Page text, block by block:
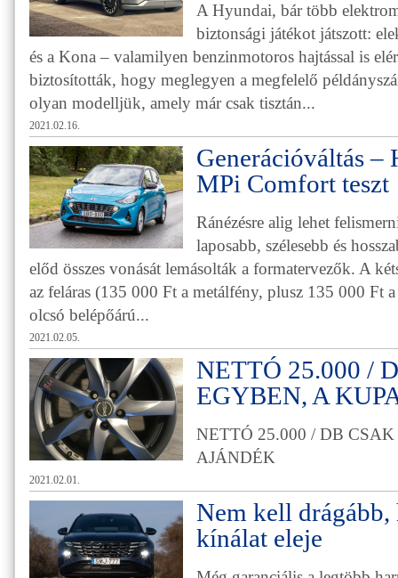
A Hyundai, bár több
biztonsági játékot játszott:
és a Kona – valamilyen benzinmotoros hajtással is
biztosították, hogy meglegyen a megfelelő
olyan modelljük, amely már csak tisztán...
2021.02.16.
Generációváltás –
MPi Comfort teszt
Ránézésre alig lehet
laposabb, szélesebb és
előd összes vonását lemásolták a formatervezők. A
az feláras (135 000 Ft a metálfény, plusz 135 000 Ft
olcsó belépőárú...
2021.02.05.
NETTÓ 25.000 /
EGYBEN, A
NETTÓ 25.000 / DB
AJÁNDÉK
2021.02.01.
Nem kell drágább,
kínálat eleje